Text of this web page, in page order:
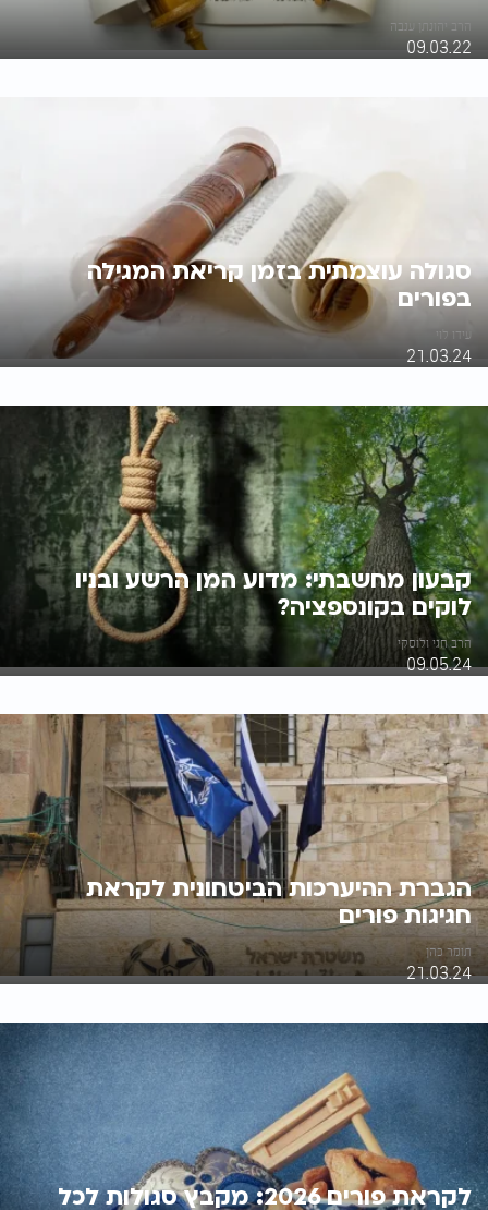
הרב יהונתן ענבה
09.03.22
סגולה עוצמתית בזמן קריאת המגילה
בפורים
עידו לוי
21.03.24
קבעון מחשבתי: מדוע המן הרשע ובניו
לוקים בקונספציה?
הרב חגי ולוסקי
09.05.24
הגברת ההיערכות הביטחונית לקראת
חגיגות פורים
תומר כהן
21.03.24
לקראת פורים 2026: מקבץ סגולות לכל